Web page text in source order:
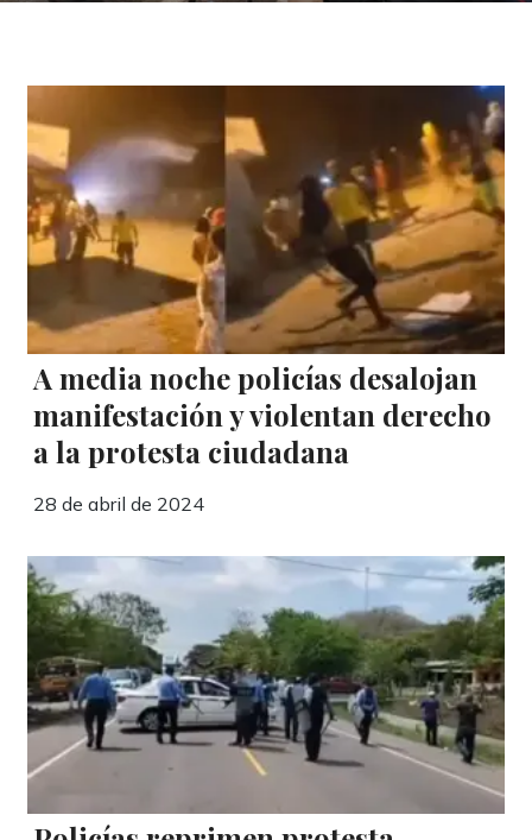
A media noche policías desalojan
manifestación y violentan derecho
a la protesta ciudadana
28 de abril de 2024